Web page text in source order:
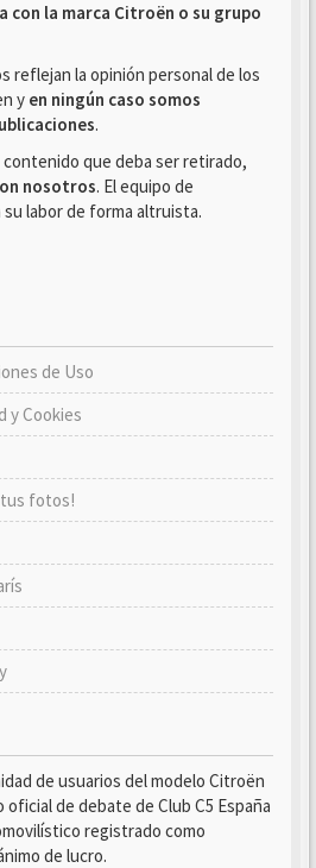
con la marca Citroën o su grupo
reflejan la opinión personal de los
y en ningún caso somos
.
contenido que deba ser retirado,
nosotros. El equipo de
labor de forma altruista.
de Uso
y Cookies
tus fotos!
de usuarios del modelo Citroën
oficial de debate de Club C5 España
registrado como
de lucro.